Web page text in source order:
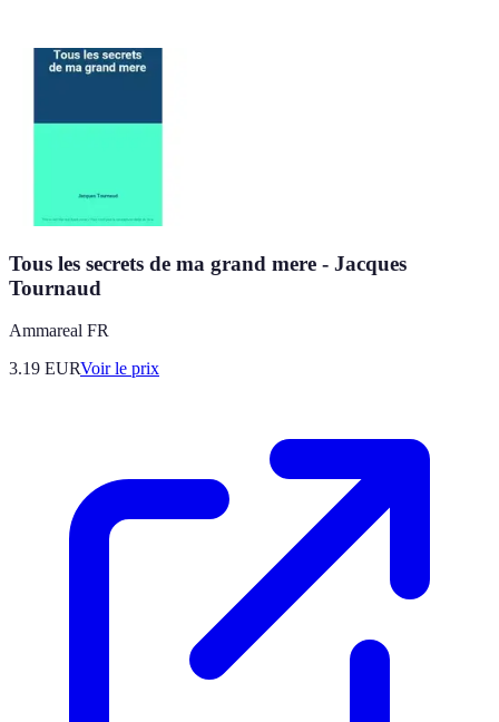
Tous les secrets de ma grand mere - Jacques
Tournaud
Ammareal FR
3.19 EURVoir le prix